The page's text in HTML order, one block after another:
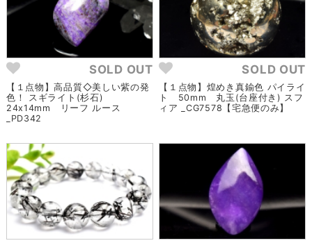
SOLD OUT
【１点物】高品質◇美しい紫の発
色！ スギライト(杉石)
24x14mm リーフ ルース
_PD342
SOLD OUT
【１点物】煌めき真鍮色 パイライ
ト 50mm 丸玉(台座付き) スフ
ィア _CG7578【宅急便のみ】